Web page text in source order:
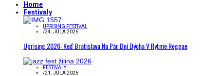
Home
Festivaly
UPRISING FESTIVAL
/24. JÚLA 2026
Uprising 2026: Keď Bratislava Na Pár Dní Dýcha V Rytme Reggae
FESTIVALY
/21. JÚLA 2026